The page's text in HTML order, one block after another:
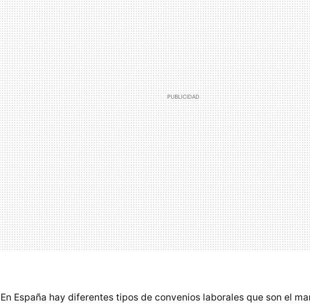
En España hay diferentes tipos de convenios laborales que son el